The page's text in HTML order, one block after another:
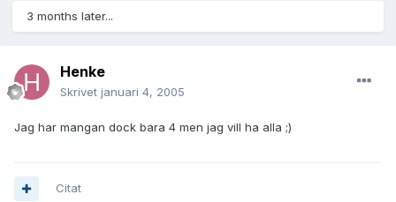
3 months later...
Henke
Skrivet januari 4, 2005
Jag har mangan dock bara 4 men jag vill ha alla ;)
Citat